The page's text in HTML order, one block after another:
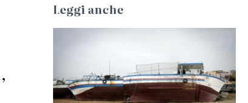
Leggi anche